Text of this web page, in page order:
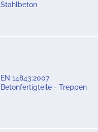
Stahlbeton
EN 14843:2007
Betonfertigteile - Treppen